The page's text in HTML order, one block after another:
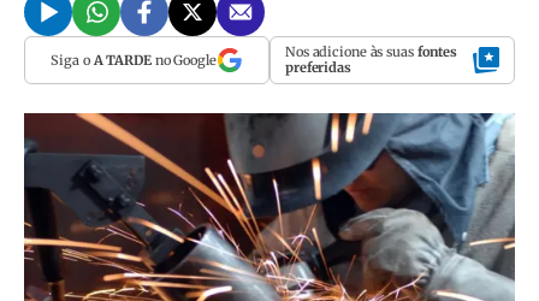
Siga o A TARDEno Google Nos adicione às suas fontes
preferidas